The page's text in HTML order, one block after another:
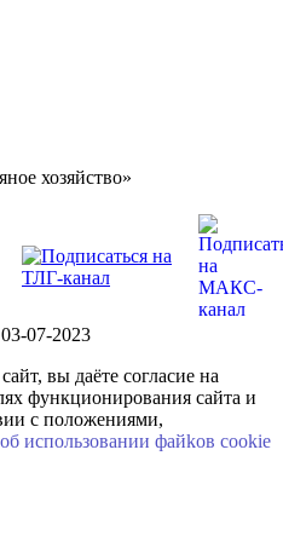
хозяйство»
07-2023
вы даёте согласие на
функционирования сайта и
с положениями,
использовании файkов cookie